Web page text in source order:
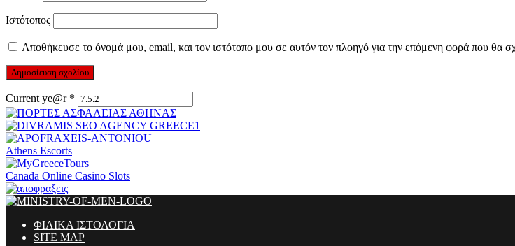
Ιστότοπος
Αποθήκευσε το όνομά μου, email, και τον ιστότοπο μου σε αυτόν τον πλοηγό για την επόμενη φορά που θα
Current ye@r *
Athens Escorts
Canada Online Casino Slots
ΦΙΛΙΚΑ ΙΣΤΟΛΟΓΙΑ
SITE MAP